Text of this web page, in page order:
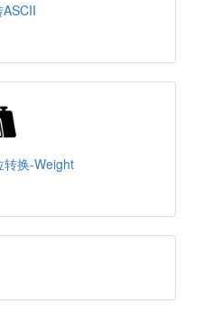
转换-Weight